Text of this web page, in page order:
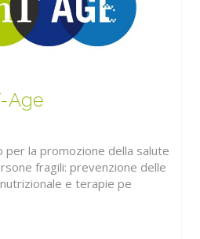
Age
per la promozione della salute
fragili: prevenzione delle
e terapie pe